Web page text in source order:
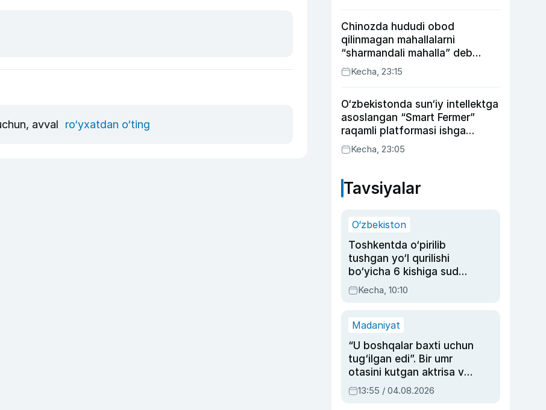
avval ro‘yxatdan o‘ting
Chinozda hududi obod
qilinmagan mahallalarni
“sharmandali mahalla” deb
belgilash boshlandi
Kecha, 23:15
O‘zbekistonda sun‘iy intellektga
asoslangan “Smart Fermer”
raqamli platformasi ishga
tushiriladi
Kecha, 23:05
Tavsiyalar
O‘zbekiston
Toshkentda o‘pirilib
tushgan yo‘l qurilishi
bo‘yicha 6 kishiga sud
hukmi o‘qildi
Kecha, 10:10
Madaniyat
“U boshqalar baxti uchun
tug‘ilgan edi”. Bir umr
otasini kutgan aktrisa va
dublyaj ustasi Rimma
Ahmedovaning
13:55 / 04.08.2026